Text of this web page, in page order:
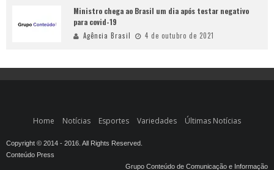
Ministro chega ao Brasil um dia após testar negativo
para covid-19
Agência Brasil 4 de outubro de 2021
Home Notícias Esportes Variedades Últimas Notícias
Copyright © 2014 - 2016. All Rights Reserved.
Conteúdo Press
Grupo Conteúdo de Comunicação e Informação